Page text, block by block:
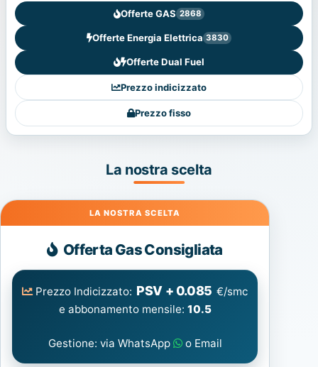
Offerte GAS 2868
Offerte Energia Elettrica 3830
Offerte Dual Fuel
Prezzo indicizzato
Prezzo fisso
La nostra scelta
Gas
Offerta Gas Consigliata
Prezzo Indicizzato: PSV + 0.085 €/smc
e abbonamento mensile: 10.5
Gestione: via WhatsApp o Email